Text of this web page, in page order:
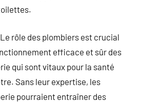
rôle des plombiers est crucial
efficace et sûr des
qui sont vitaux pour la santé
Sans leur expertise, les
pourraient entraîner des